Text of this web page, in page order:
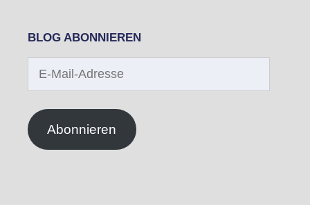
BLOG ABONNIEREN
Abonnieren